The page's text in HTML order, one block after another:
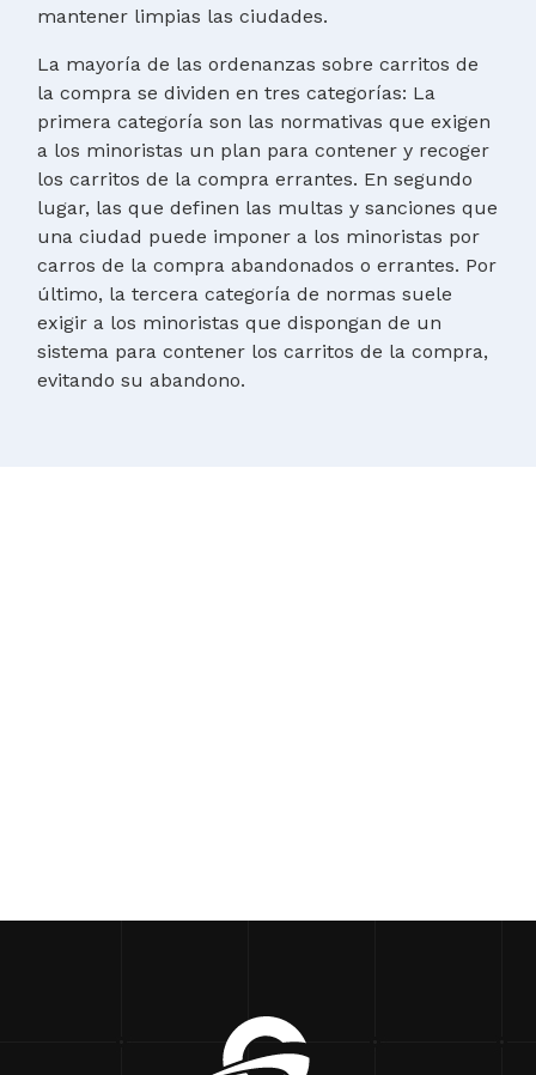
mantener limpias las ciudades.
La mayoría de las ordenanzas sobre carritos de
la compra se dividen en tres categorías: La
primera categoría son las normativas que exigen
a los minoristas un plan para contener y recoger
los carritos de la compra errantes. En segundo
lugar, las que definen las multas y sanciones que
una ciudad puede imponer a los minoristas por
carros de la compra abandonados o errantes. Por
último, la tercera categoría de normas suele
exigir a los minoristas que dispongan de un
sistema para contener los carritos de la compra,
evitando su abandono.